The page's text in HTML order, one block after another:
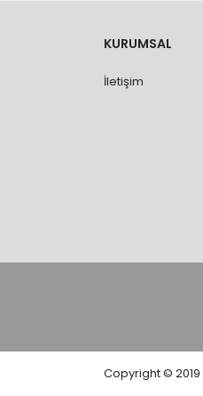
- Özel
değiştirilmez.
- Vitrifiye,
kişi veya
KURUMSAL
İletişim
Copyright ©